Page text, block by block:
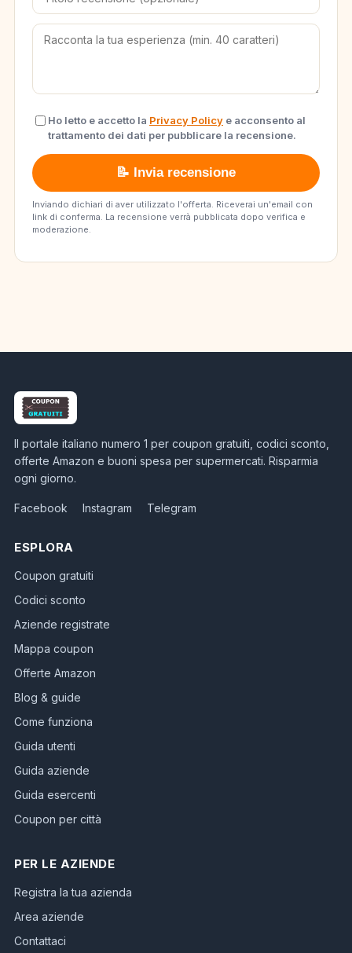
Ho letto e accetto la Privacy Policy e acconsento al
trattamento dei dati per pubblicare la recensione.
📝 Invia recensione
Inviando dichiari di aver utilizzato l'offerta. Riceverai un'email con
link di conferma. La recensione verrà pubblicata dopo verifica e
moderazione.
Il portale italiano numero 1 per coupon gratuiti, codici sconto,
offerte Amazon e buoni spesa per supermercati. Risparmia
ogni giorno.
Facebook Instagram Telegram
ESPLORA
Coupon gratuiti
Codici sconto
Aziende registrate
Mappa coupon
Offerte Amazon
Blog & guide
Come funziona
Guida utenti
Guida aziende
Guida esercenti
Coupon per città
PER LE AZIENDE
Registra la tua azienda
Area aziende
Contattaci